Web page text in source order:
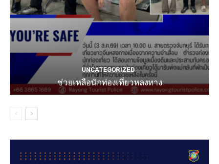
UNCATEGORIZED
ช่วยเหลือนักท่องเที่ยวหลงทาง